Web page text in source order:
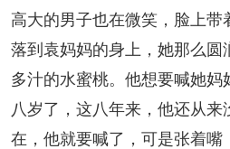
高大的男子也在微笑，脸上带
落到袁妈妈的身上，她那么圆
多汁的水蜜桃。他想要喊她妈
八岁了，这八年来，他还从
在，他就要喊了，可是张着嘴